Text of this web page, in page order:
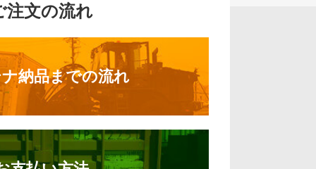
注文の流れ
納品までの流れ